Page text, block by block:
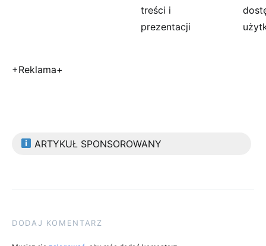
treści i
prezentacji
+Reklama+
ARTYKUŁ SPONSOROWANY
DODAJ KOMENTARZ